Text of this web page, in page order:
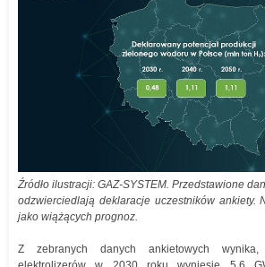
Źródło ilustracji: GAZ-SYSTEM. Przedstawione
odzwierciedlają deklaracje uczestników ankiety.
jako wiążących prognoz.
Z zebranych danych ankietowych